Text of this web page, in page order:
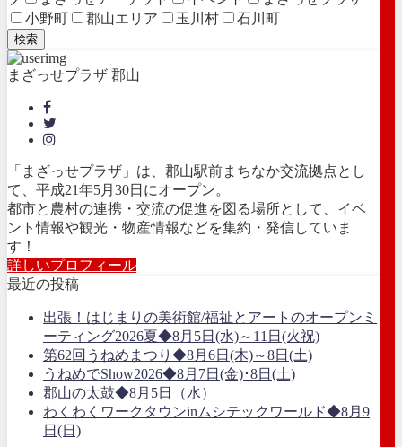
小野町
郡山エリア 玉川村 石川町
検索
まざっせプラザ 郡山
「まざっせプラザ」は、郡山駅前まちなか交流拠点とし
て、平成21年5月30日にオープン。
都市と農村の連携・交流の促進を図る場所として、イベ
ント情報や観光・物産情報などを集約・発信していま
す！
詳しいプロフィール
最近の投稿
出張！はじまりの美術館/福祉とアートのオープンミ
ーティング2026夏◆8月5日(水)～11日(火祝)
第62回うねめまつり◆8月6日(木)～8日(土)
うねめでShow2026◆8月7日(金)･8日(土)
郡山の太鼓◆8月5日（水）
わくわくワークタウンinムシテックワールド◆8月9
日(日)